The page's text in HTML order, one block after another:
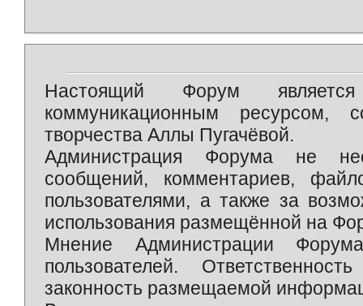
Настоящий Форум является
коммуникационным ресурсом,
творчества Аллы Пугачёвой.
Администрация Форума не
сообщений, комментариев,
пользователями, а также за
использования размещённой на
Мнение Администрации
пользователей.
законность размещаемой